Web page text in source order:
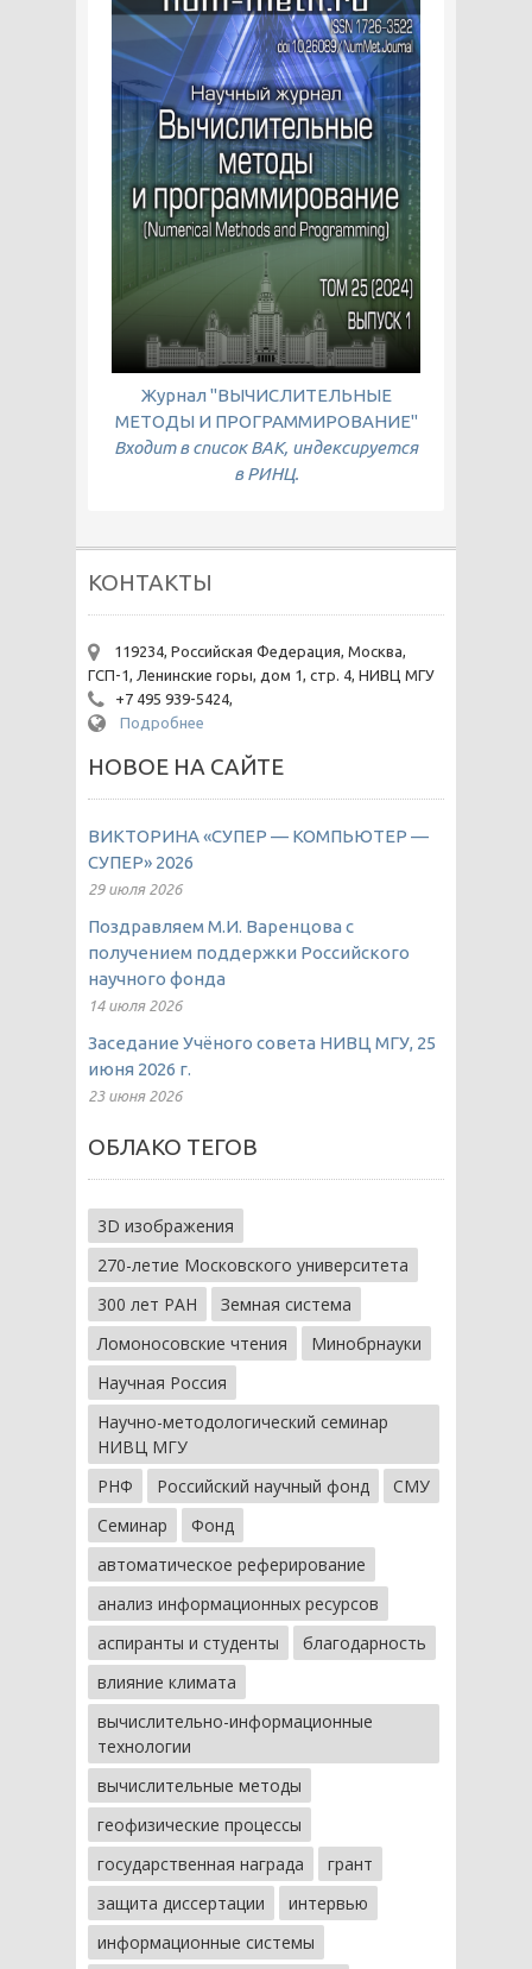
Журнал "ВЫЧИСЛИТЕЛЬНЫЕ
МЕТОДЫ И ПРОГРАММИРОВАНИЕ"
Входит в список ВАК, индексируется
в РИНЦ.
КОНТАКТЫ
119234, Российская Федерация, Москва,
ГСП-1, Ленинские горы, дом 1, стр. 4, НИВЦ МГУ
+7 495 939-5424,
Подробнее
НОВОЕ НА САЙТЕ
ВИКТОРИНА «СУПЕР — КОМПЬЮТЕР —
СУПЕР» 2026
29 июля 2026
Поздравляем М.И. Варенцова с
получением поддержки Российского
научного фонда
14 июля 2026
Заседание Учёного совета НИВЦ МГУ, 25
июня 2026 г.
23 июня 2026
ОБЛАКО ТЕГОВ
3D изображения
270-летие Московского университета
300 лет РАН
Земная система
Ломоносовские чтения
Минобрнауки
Научная Россия
Научно-методологический семинар
НИВЦ МГУ
РНФ
Российский научный фонд
СМУ
Семинар
Фонд
автоматическое реферирование
анализ информационных ресурсов
аспиранты и студенты
благодарность
влияние климата
вычислительно-информационные
технологии
вычислительные методы
геофизические процессы
государственная награда
грант
защита диссертации
интервью
информационные системы